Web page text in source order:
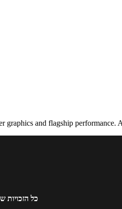
graphics and flagship
כל הזכויות